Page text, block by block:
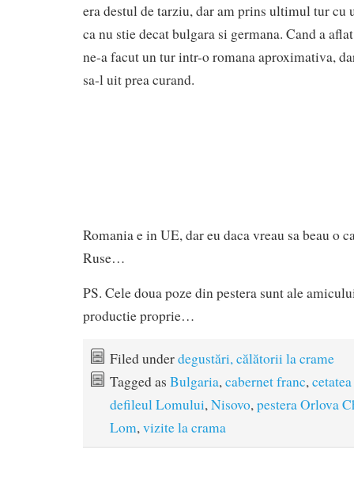
era destul de tarziu, dar am prins ultimul tur cu
ca nu stie decat bulgara si germana. Cand a
ne-a facut un tur intr-o romana aproximativa,
sa-l uit prea curand.
Romania e in UE, dar eu daca vreau sa beau o
Ruse…
PS. Cele doua poze din pestera sunt ale
productie proprie…
Filed underdegustări, călătorii la crame
Tagged as Bulgaria, cabernet franc,
defileul Lomului, Nisovo, pestera Orlova
Lom, vizite la crama